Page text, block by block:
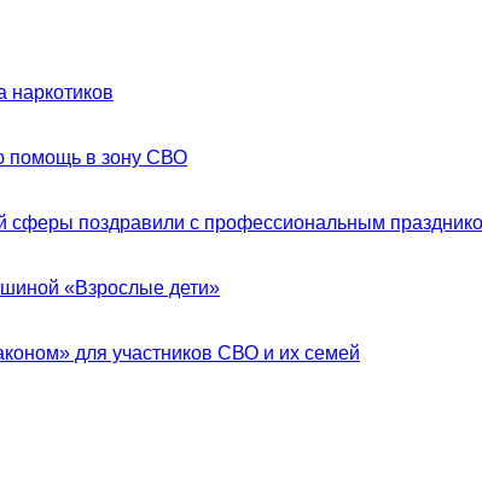
наркотиков
помощь в зону СВО
сферы поздравили с профессиональным
«Взрослые дети»
для участников СВО и их семей